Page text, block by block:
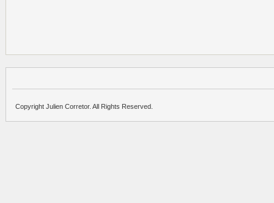
Copyright Julien Corretor. All Rights Reserved.